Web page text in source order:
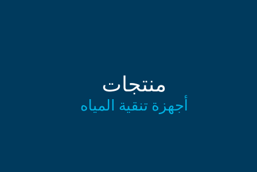
منتجات
أجهزة تنقية المياه